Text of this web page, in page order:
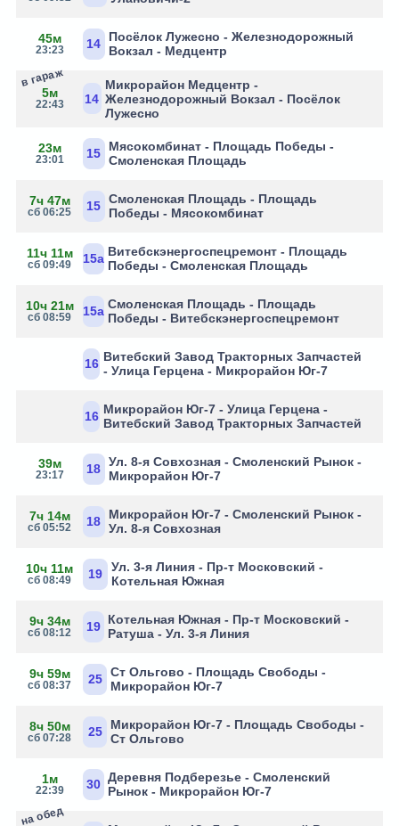
45м
23:23 14
Посёлок Лужесно - Железнодорожный
Вокзал - Медцентр
5м
22:43
в гараж
14
Микрорайон Медцентр -
Железнодорожный Вокзал - Посёлок
Лужесно
23м
23:01 15
Мясокомбинат - Площадь Победы -
Смоленская Площадь
7ч 47м
сб 06:25 15 Смоленская Площадь - Площадь
Победы - Мясокомбинат
11ч 11м
сб 09:49 15а Витебскэнергоспецремонт - Площадь
Победы - Смоленская Площадь
10ч 21м
сб 08:59 15а Смоленская Площадь - Площадь
Победы - Витебскэнергоспецремонт
16 Витебский Завод Тракторных Запчастей
- Улица Герцена - Микрорайон Юг-7
16 Микрорайон Юг-7 - Улица Герцена -
Витебский Завод Тракторных Запчастей
39м
23:17 18 Ул. 8-я Совхозная - Смоленский Рынок -
Микрорайон Юг-7
7ч 14м
сб 05:52 18
Микрорайон Юг-7 - Смоленский Рынок -
Ул. 8-я Совхозная
10ч 11м
сб 08:49 19
Ул. 3-я Линия - Пр-т Московский -
Котельная Южная
9ч 34м
сб 08:12 19 Котельная Южная - Пр-т Московский -
Ратуша - Ул. 3-я Линия
9ч 59м
сб 08:37 25
Ст Ольгово - Площадь Свободы -
Микрорайон Юг-7
8ч 50м
сб 07:28 25
Микрорайон Юг-7 - Площадь Свободы -
Ст Ольгово
1м
22:39 30 Деревня Подберезье - Смоленский
Рынок - Микрорайон Юг-7
на обед